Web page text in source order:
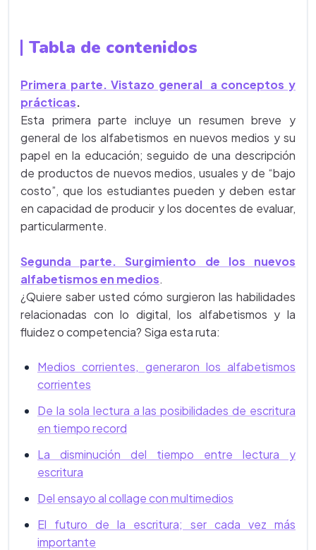
Tabla de contenidos
Primera parte. Vistazo general a conceptos y
prácticas.
Esta primera parte incluye un resumen breve y
general de los alfabetismos en nuevos medios y su
papel en la educación; seguido de una descripción
de productos de nuevos medios, usuales y de “bajo
costo”, que los estudiantes pueden y deben estar
en capacidad de producir y los docentes de evaluar,
particularmente.
Segunda parte. Surgimiento de los nuevos
alfabetismos en medios.
¿Quiere saber usted cómo surgieron las habilidades
relacionadas con lo digital, los alfabetismos y la
fluidez o competencia? Siga esta ruta:
Medios corrientes, generaron los alfabetismos
corrientes
De la sola lectura a las posibilidades de escritura
en tiempo record
La disminución del tiempo entre lectura y
escritura
Del ensayo al collage con multimedios
El futuro de la escritura; ser cada vez más
importante